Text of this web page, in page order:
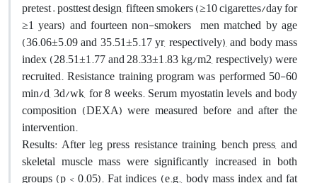
pretest – posttest design, fifteen smokers (≥10 cigarettes/day for
≥1 years) and fourteen non-smokers men matched by age
(36.06±5.09 and 35.51±5.17 yr, respectively), and body mass
index (28.51±1.77 and 28.33±1.83 kg/m2, respectively) were
recruited. Resistance training program was performed 50-60
min/d, 3d/wk, for 8 weeks. Serum myostatin levels and body
composition (DEXA) were measured before and after the
intervention.
Results: After leg press resistance training, bench press, and
skeletal muscle mass were significantly increased in both